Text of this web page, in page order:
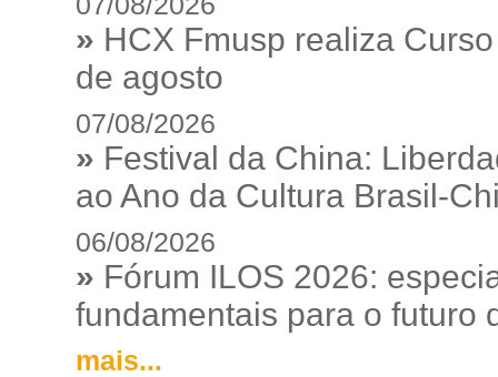
» HCX Fmusp realiza
de agosto
07/08/2026
» Festival da China:
ao Ano da Cultura Brasil-
06/08/2026
» Fórum ILOS 2026:
fundamentais para o futuro
mais...